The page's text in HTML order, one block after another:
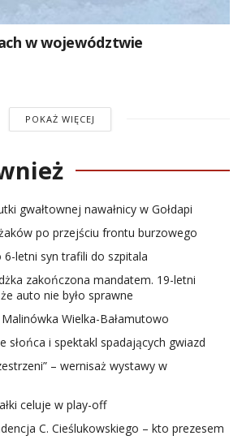
w województwie
POKAŻ WIĘCEJ
gwałtownej nawałnicy w Gołdapi
po przejściu frontu burzowego
letni syn trafili do szpitala
zakończona mandatem. 19-letni
auto nie było sprawne
Wielka-Bałamutowo
słońca i spektakl spadających gwiazd
– wernisaż wystawy w
celuje w play-off
C. Cieślukowskiego – kto prezesem